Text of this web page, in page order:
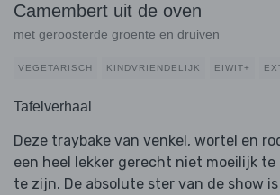
Camembert uit de oven
met geroosterde groente en druiven
VEGETARISCH KINDVRIENDELIJK EIWIT+
Tafelverhaal
Deze traybake van venkel, wortel en
een heel lekker gerecht niet moeilijk
te zijn. De absolute ster van de show